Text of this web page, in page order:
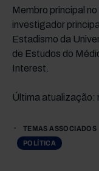
Membro principal
investigador
Estadismo da
de Estudos do
Interest.
Última atualização:
TEMAS ASSOCIADOS
POLÍTICA